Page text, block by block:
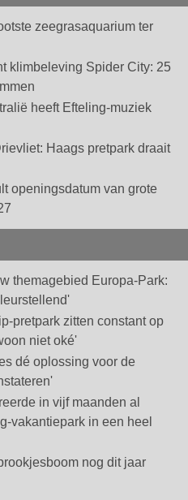
zeegrasaquarium ter
klimbeleving Spider City: 25
heeft Efteling-muziek
Haags pretpark draait
openingsdatum van grote
themagebied Europa-Park:
pretpark zitten constant op
niet oké'
dé oplossing voor de
in vijf maanden al
vakantiepark in een heel
nog dit jaar